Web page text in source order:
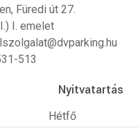
Füredi út 27.
I. emelet
513
Nyitvatartás
Hétfő